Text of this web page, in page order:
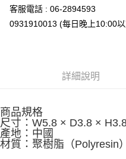
客服電話 : 06-2894593
0931910013 (每日晚上10:00
詳細說明
商品規格
尺寸：W5.8 × D3.8 ×
產地：中國
材質：聚樹脂（Polyresin）